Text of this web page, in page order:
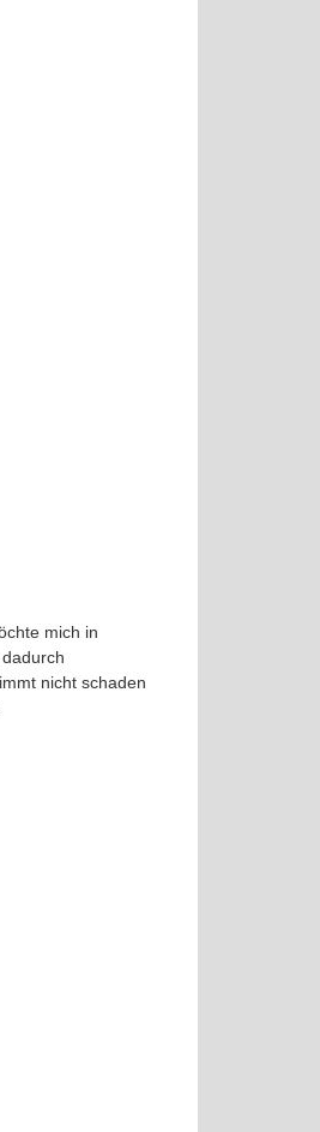
mich in
nicht schaden